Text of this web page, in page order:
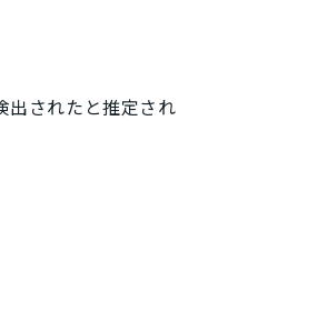
出されたと推定され